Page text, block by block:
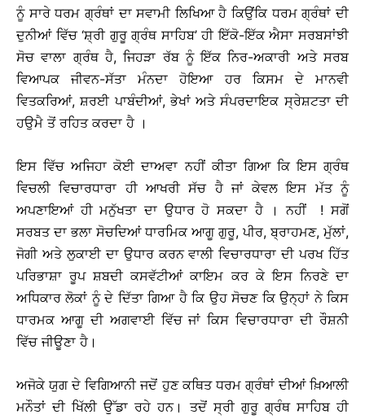
ਨੂੰ ਸਾਰੇ ਧਰਮ ਗ੍ਰੰਥਾਂ ਦਾ ਸਵਾਮੀ ਲਿਖਿਆ ਹੈ ਕਿਉਂਕਿ ਧਰਮ ਗ੍ਰੰਥਾਂ ਦੀ
ਦੁਨੀਆਂ ਵਿੱਚ ‘ਸ਼੍ਰੀ ਗੁਰੂ ਗ੍ਰੰਥ ਸਾਹਿਬ’ ਹੀ ਇੱਕੋ-ਇੱਕ ਐਸਾ ਸਰਬਸਾਂਝੀ
ਸੋਚ ਵਾਲਾ ਗ੍ਰੰਥ ਹੈ, ਜਿਹੜਾ ਰੱਬ ਨੂੰ ਇੱਕ ਨਿਰ-ਅਕਾਰੀ ਅਤੇ ਸਰਬ
ਵਿਆਪਕ ਜੀਵਨ-ਸੱਤਾ ਮੰਨਦਾ ਹੋਇਆ ਹਰ ਕਿਸਮ ਦੇ ਮਾਨਵੀ
ਵਿਤਕਰਿਆਂ, ਸ਼ਰਈ ਪਾਬੰਦੀਆਂ, ਭੇਖਾਂ ਅਤੇ ਸੰਪਰਦਾਇਕ ਸ੍ਰੇਸ਼ਟਤਾ ਦੀ
ਹਉਮੈ ਤੋਂ ਰਹਿਤ ਕਰਦਾ ਹੈ ।
ਇਸ ਵਿੱਚ ਅਜਿਹਾ ਕੋਈ ਦਾਅਵਾ ਨਹੀਂ ਕੀਤਾ ਗਿਆ ਕਿ ਇਸ ਗ੍ਰੰਥ
ਵਿਚਲੀ ਵਿਚਾਰਧਾਰਾ ਹੀ ਆਖਰੀ ਸੱਚ ਹੈ ਜਾਂ ਕੇਵਲ ਇਸ ਮੱਤ ਨੂੰ
ਅਪਣਾਇਆਂ ਹੀ ਮਨੁੱਖਤਾ ਦਾ ਉਧਾਰ ਹੋ ਸਕਦਾ ਹੈ । ਨਹੀਂ ! ਸਗੋਂ
ਸਰਬਤ ਦਾ ਭਲਾ ਸੋਚਦਿਆਂ ਧਾਰਮਿਕ ਆਗੂ ਗੁਰੂ, ਪੀਰ, ਬ੍ਰਾਹਮਣ, ਮੁੱਲਾਂ,
ਜੋਗੀ ਅਤੇ ਲੁਕਾਈ ਦਾ ਉਧਾਰ ਕਰਨ ਵਾਲੀ ਵਿਚਾਰਧਾਰਾ ਦੀ ਪਰਖ ਹਿੱਤ
ਪਰਿਭਾਸ਼ਾ ਰੂਪ ਸ਼ਬਦੀ ਕਸਵੱਟੀਆਂ ਕਾਇਮ ਕਰ ਕੇ ਇਸ ਨਿਰਣੇ ਦਾ
ਅਧਿਕਾਰ ਲੋਕਾਂ ਨੂੰ ਦੇ ਦਿੱਤਾ ਗਿਆ ਹੈ ਕਿ ਉਹ ਸੋਚਣ ਕਿ ਉਨ੍ਹਾਂ ਨੇ ਕਿਸ
ਧਾਰਮਕ ਆਗੂ ਦੀ ਅਗਵਾਈ ਵਿੱਚ ਜਾਂ ਕਿਸ ਵਿਚਾਰਧਾਰਾ ਦੀ ਰੌਸ਼ਨੀ
ਵਿੱਚ ਜੀਊਣਾ ਹੈ।
ਅਜੋਕੇ ਯੁਗ ਦੇ ਵਿਗਿਆਨੀ ਜਦੋਂ ਹੁਣ ਕਥਿਤ ਧਰਮ ਗ੍ਰੰਥਾਂ ਦੀਆਂ ਖ਼ਿਆਲੀ
ਮਨੌਤਾਂ ਦੀ ਖਿੱਲੀ ਉੱਡਾ ਰਹੇ ਹਨ। ਤਦੋਂ ਸ੍ਰੀ ਗੁਰੂ ਗ੍ਰੰਥ ਸਾਹਿਬ ਹੀ